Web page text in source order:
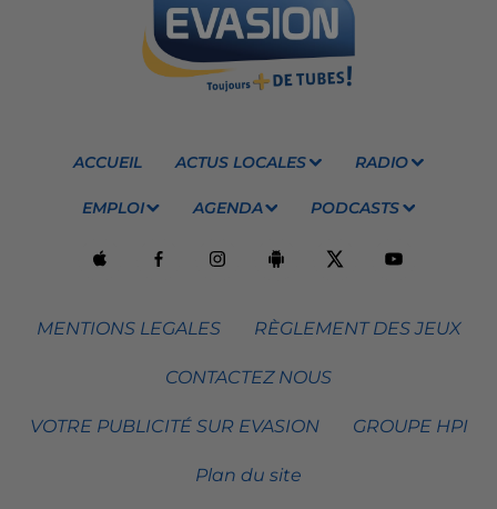
ACCUEIL ACTUS LOCALES RADIO
EMPLOI AGENDA PODCASTS
MENTIONS LEGALES RÈGLEMENT DES JEUX
CONTACTEZ NOUS
VOTRE PUBLICITÉ SUR EVASION GROUPE HPI
Plan du site